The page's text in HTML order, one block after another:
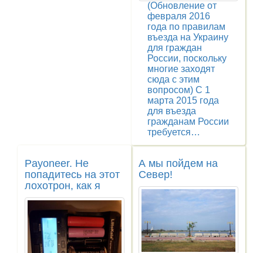
(Обновление от
февраля 2016
года по правилам
въезда на Украину
для граждан
России, поскольку
многие заходят
сюда с этим
вопросом) С 1
марта 2015 года
для въезда
гражданам России
требуется…
Payoneer. Не
попадитесь на этот
лохотрон, как я
А мы пойдем на
Север!